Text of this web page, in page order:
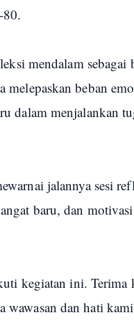
80.
mendalam
melepaskan beban
dalam menjalankan
jalannya sesi
baru, dan
kegiatan ini. Terima
dan hati